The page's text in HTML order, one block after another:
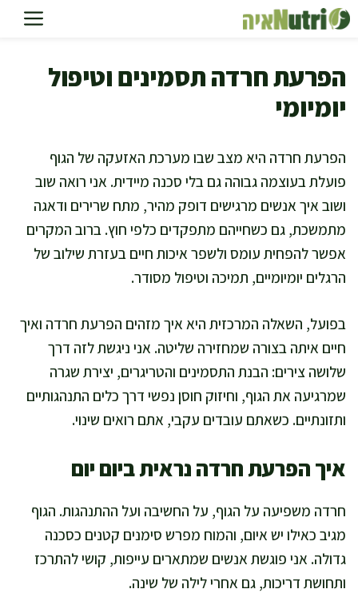
לדלג
לתוכן
הפרעת חרדה תסמינים וטיפול
יומיומי
הפרעת חרדה היא מצב שבו מערכת האזעקה של הגוף
פועלת בעוצמה גבוהה גם בלי סכנה מיידית. אני רואה שוב
ושוב איך אנשים מרגישים דופק מהיר, מתח שרירים ודאגה
מתמשכת, גם כשחייהם מתפקדים כלפי חוץ. ברוב המקרים
אפשר להפחית עומס ולשפר איכות חיים בעזרת שילוב של
הרגלים יומיומיים, תמיכה וטיפול מסודר.
בפועל, השאלה המרכזית היא איך מזהים הפרעת חרדה ואיך
חיים איתה בצורה שמחזירה שליטה. אני ניגשת לזה דרך
שלושה צירים: הבנת התסמינים והטריגרים, יצירת שגרה
שמרגיעה את הגוף, וחיזוק חוסן נפשי דרך כלים התנהגותיים
ותזונתיים. כשאתם עובדים עקבי, אתם רואים שינוי.
איך הפרעת חרדה נראית ביום יום
חרדה משפיעה על הגוף, על החשיבה ועל ההתנהגות. הגוף
מגיב כאילו יש איום, והמוח מפרש סימנים קטנים כסכנה
גדולה. אני פוגשת אנשים שמתארים עייפות, קושי להתרכז
ותחושת דריכות, גם אחרי לילה של שינה.